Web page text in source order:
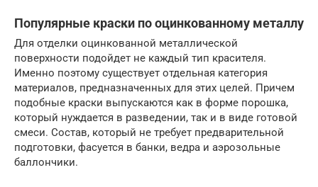
Популярные краски по оцинкованному металлу
Для отделки оцинкованной металлической
поверхности подойдет не каждый тип красителя.
Именно поэтому существует отдельная категория
материалов, предназначенных для этих целей. Причем
подобные краски выпускаются как в форме порошка,
который нуждается в разведении, так и в виде готовой
смеси. Состав, который не требует предварительной
подготовки, фасуется в банки, ведра и аэрозольные
баллончики.